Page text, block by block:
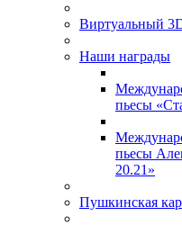
Виртуальный
Наши награды
пьесы
пьесы
20.21»
Пушкинская